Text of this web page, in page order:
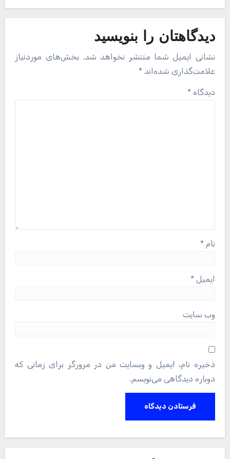
دیدگاهتان را بنویسید
نشانی ایمیل شما منتشر نخواهد شد. بخش‌های موردنیاز
علامت‌گذاری شده‌اند *
دیدگاه *
نام *
ایمیل *
وب‌ سایت
ذخیره نام، ایمیل و وبسایت من در مرورگر برای زمانی که
دوباره دیدگاهی می‌نویسم.